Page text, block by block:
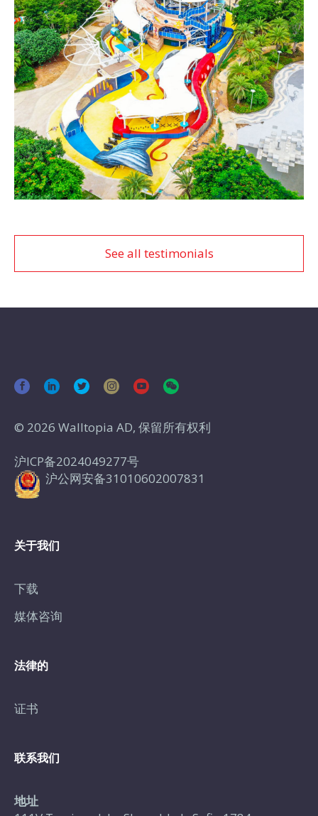
See all testimonials
© 2026 Walltopia AD, 保留所有权利
沪ICP备2024049277号
沪公网安备31010602007831
关于我们
下载
媒体咨询
法律的
证书
联系我们
地址